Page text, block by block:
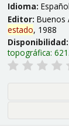
Idioma: Español
Editor: Buenos
estado, 1988
Disponibilidad:
topográfica: